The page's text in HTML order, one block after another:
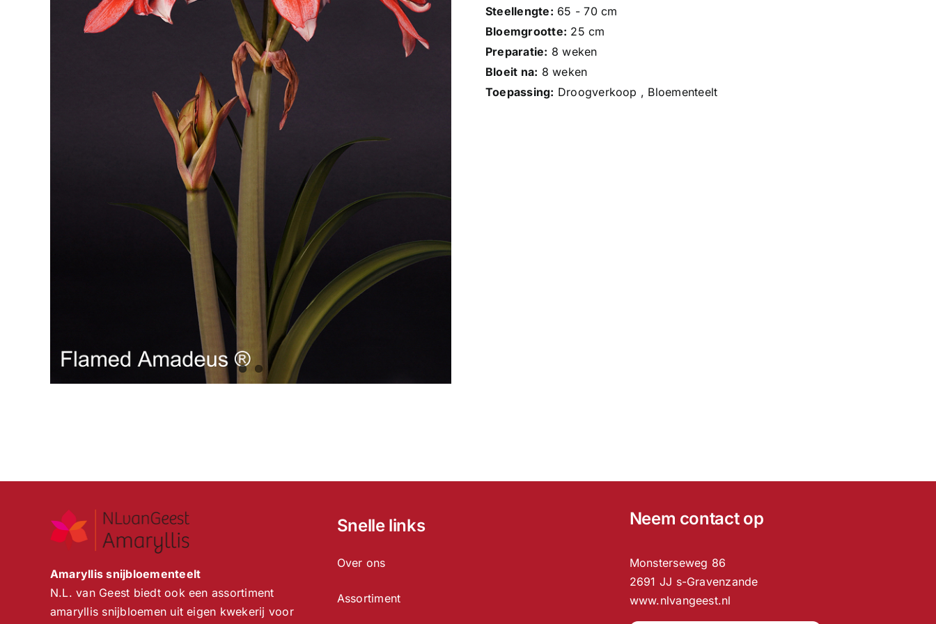
Steellengte: 65 - 70 cm
Bloemgrootte: 25 cm
Preparatie: 8 weken
Bloeit na: 8 weken
Toepassing: Droogverkoop , Bloementeelt
Amaryllis snijbloementeelt
N.L. van Geest biedt ook een assortiment
amaryllis snijbloemen uit eigen kwekerij voor
Snelle links
Over ons
Assortiment
Neem contact op
Monsterseweg 86
2691 JJ s-Gravenzande
www.nlvangeest.nl